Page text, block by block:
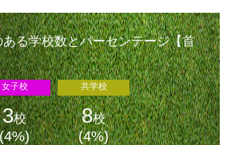
る学校数とパーセンテージ【首
女子校
3校
(4%)
共学校
8校
(4%)